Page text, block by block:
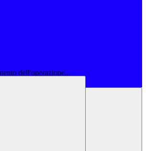
dell'operazione...